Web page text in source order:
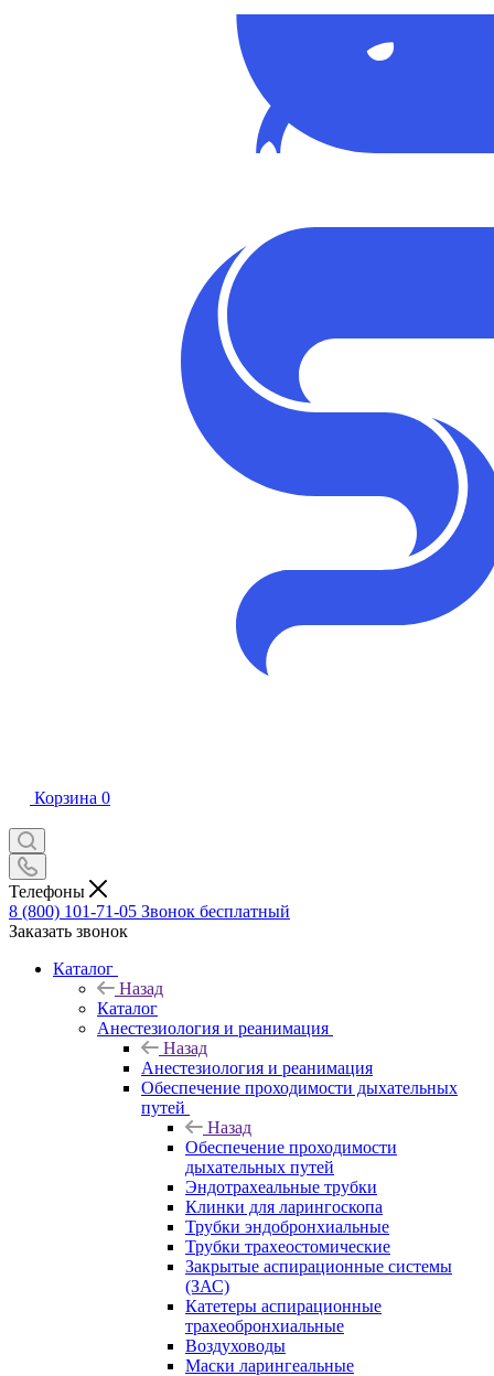
Корзина 0
Телефоны
8 (800) 101-71-05 Звонок бесплатный
Заказать звонок
Каталог
Назад
Каталог
Анестезиология и реанимация
Назад
Анестезиология и реанимация
Обеспечение проходимости дыхательных
путей
Назад
Обеспечение проходимости
дыхательных путей
Эндотрахеальные трубки
Клинки для ларингоскопа
Трубки эндобронхиальные
Трубки трахеостомические
Закрытые аспирационные системы
(ЗАС)
Катетеры аспирационные
трахеобронхиальные
Воздуховоды
Маски ларингеальные